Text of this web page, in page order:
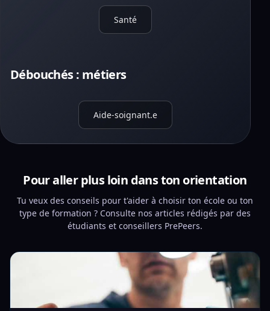
Santé
Débouchés : métiers
Aide-soignant.e
Pour aller plus loin dans ton orientation
Tu veux des conseils pour t'aider à choisir ton école ou ton
type de formation ? Consulte nos articles rédigés par des
étudiants et conseillers PrePeers.